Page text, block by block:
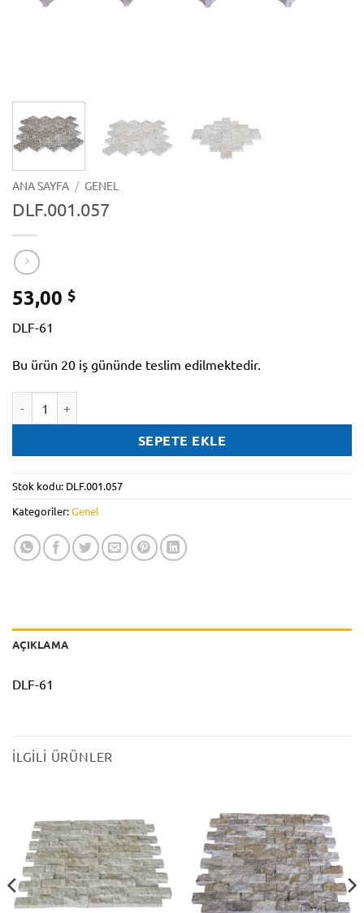
ANA SAYFA / GENEL
DLF.001.057
53,00 $
DLF-61
Bu ürün 20 iş gününde teslim edilmektedir.
SEPETE EKLE
Stok kodu: DLF.001.057
Kategoriler:Genel
AÇIKLAMA
DLF-61
İLGILI ÜRÜNLER